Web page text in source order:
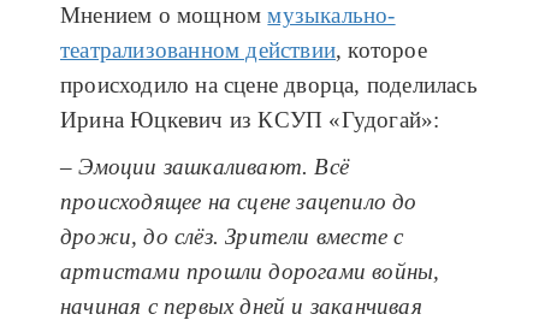
Мнением о мощноммузыкально-
театрализованном действии, которое
происходило на сцене дворца, поделилась
Ирина Юцкевич из КСУП «Гудогай»:
– Эмоции зашкаливают. Всё
происходящее на сцене зацепило до
дрожи, до слёз. Зрители вместе с
артистами прошли дорогами войны,
начиная с первых дней и заканчивая